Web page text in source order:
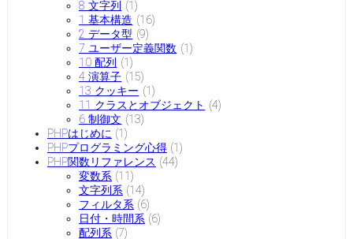
8 文字列 (1)
1 基本構造 (16)
2 データ型 (9)
7 ユーザー定義関数 (1)
10 配列 (1)
4 演算子 (15)
13 クッキー (1)
11 クラスとオブジェクト (4)
6 制御文 (13)
PHPはじめに (1)
PHPプログラミング心得(1)
PHP関数リファレンス (44)
変数系 (11)
文字列系 (14)
フィルタ系 (6)
日付・時間系 (6)
配列系 (7)